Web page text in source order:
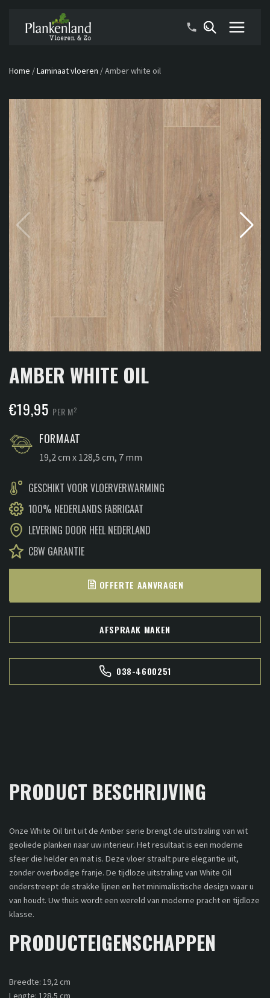
Home /Laminaat vloeren /Amber white oil
AMBER WHITE OIL
€19,95 PER M2
FORMAAT
19,2 cm x 128,5 cm, 7 mm
GESCHIKT VOOR VLOERVERWARMING
100% NEDERLANDS FABRICAAT
LEVERING DOOR HEEL NEDERLAND
CBW GARANTIE
OFFERTE AANVRAGEN
AFSPRAAK MAKEN
038-4600251
PRODUCT BESCHRIJVING
Onze White Oil tint uit de Amber serie brengt de uitstraling van wit
geoliede planken naar uw interieur. Het resultaat is een moderne
sfeer die helder en mat is. Deze vloer straalt pure elegantie uit,
zonder overbodige franje. De tijdloze uitstraling van White Oil
onderstreept de strakke lijnen en het minimalistische design waar u
van houdt. Uw thuis wordt een wereld van moderne pracht en tijdloze
klasse.
PRODUCTEIGENSCHAPPEN
Breedte: 19,2 cm
Lengte: 128,5 cm